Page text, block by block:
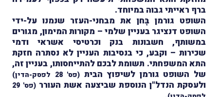
ברף ראייתי גבוה במיוחד.
השופט גורמן בָּחן את מבחני-העזר שנמנו על-ידי
השופט דנציגר בעניין שלמי – מקורות המימון, מגורים
במשותף, חשבונות בנק וכרטיסי אשראי ודמי
שכירות – וקבע, כי בנסיבות העניין לא נסתרה חזקת
התא המשפחתי. תשומת לבכם להתייחסותו, בעניין זה,
של השופט גורמן לשיפוץ הבית (פס' 28 לפסק-הדין)
ולעסקת הנדל"ן הנוספת שביצעה אשת העורר
(פס' 29